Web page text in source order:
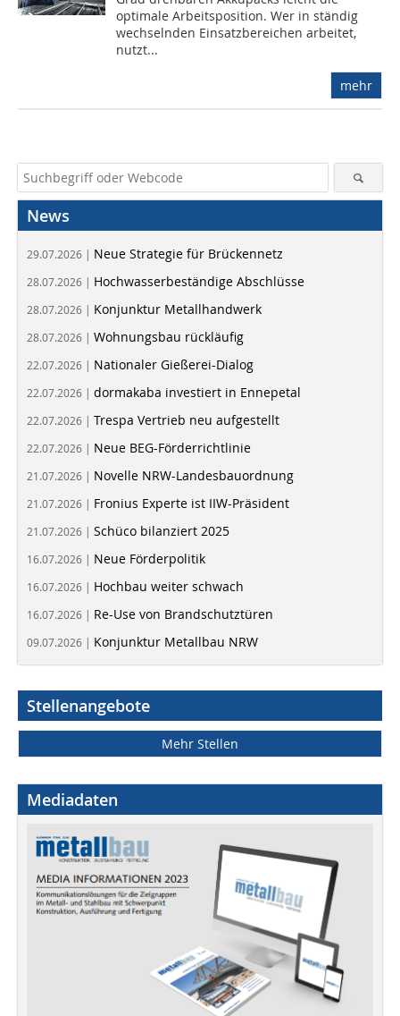
optimale Arbeitsposition. Wer in ständig
wechselnden Einsatzbereichen arbeitet,
nutzt...
mehr
News
29.07.2026 | Neue Strategie für Brückennetz
28.07.2026 | Hochwasserbeständige Abschlüsse
28.07.2026 | Konjunktur Metallhandwerk
28.07.2026 | Wohnungsbau rückläufig
22.07.2026 | Nationaler Gießerei-Dialog
22.07.2026 | dormakaba investiert in Ennepetal
22.07.2026 | Trespa Vertrieb neu aufgestellt
22.07.2026 | Neue BEG-Förderrichtlinie
21.07.2026 | Novelle NRW-Landesbauordnung
21.07.2026 | Fronius Experte ist IIW-Präsident
21.07.2026 | Schüco bilanziert 2025
16.07.2026 | Neue Förderpolitik
16.07.2026 | Hochbau weiter schwach
16.07.2026 | Re-Use von Brandschutztüren
09.07.2026 | Konjunktur Metallbau NRW
Stellenangebote
Mehr Stellen
Mediadaten